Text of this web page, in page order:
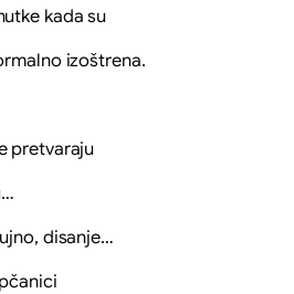
kada su
izoštrena.
pretvaraju
disanje…